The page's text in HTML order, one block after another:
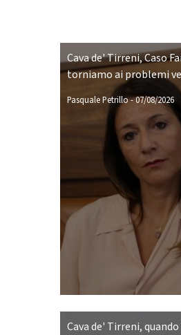
Cava de' Tirreni, Caso
torniamo ai problemi
Pasquale Petrillo-07/08/2026
Cava de' Tirreni,